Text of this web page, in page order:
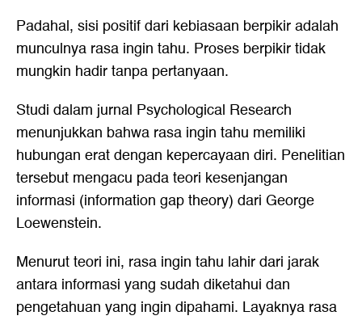
Padahal, sisi positif dari kebiasaan berpikir adalah
munculnya rasa ingin tahu. Proses berpikir tidak
mungkin hadir tanpa pertanyaan.
Studi dalam jurnal Psychological Research
menunjukkan bahwa rasa ingin tahu memiliki
hubungan erat dengan kepercayaan diri. Penelitian
tersebut mengacu pada teori kesenjangan
informasi (information gap theory) dari George
Loewenstein.
Menurut teori ini, rasa ingin tahu lahir dari jarak
antara informasi yang sudah diketahui dan
pengetahuan yang ingin dipahami. Layaknya rasa